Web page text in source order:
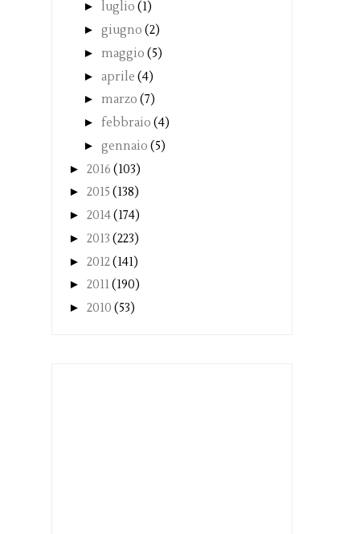
► luglio (1)
► giugno (2)
► maggio (5)
► aprile (4)
► marzo (7)
► febbraio (4)
► gennaio (5)
► 2016 (103)
► 2015 (138)
► 2014(174)
► 2013 (223)
► 2012(141)
► 2011(190)
► 2010 (53)